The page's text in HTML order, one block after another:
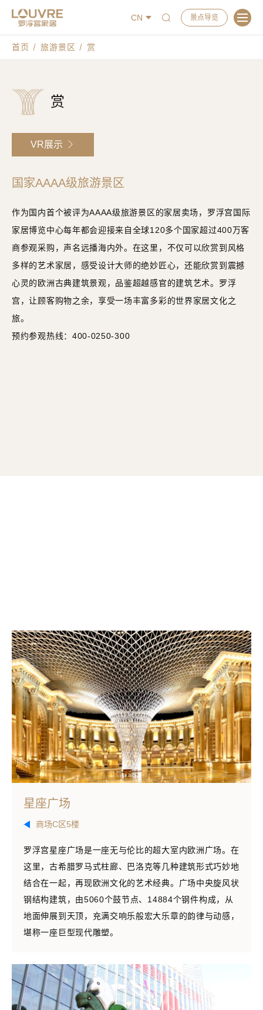
CN 景点导览
首页 旅游景区 赏
赏
VR展示
国家AAAA级旅游景区
作为国内首个被评为AAAA级旅游景区的家居卖场，罗浮宫国际
家居博览中心每年都会迎接来自全球120多个国家超过400万客
商参观采购，声名远播海内外。在这里，不仅可以欣赏到风格
多样的艺术家居，感受设计大师的绝妙匠心，还能欣赏到震撼
心灵的欧洲古典建筑景观，品鉴超越感官的建筑艺术。罗浮
宫，让顾客购物之余，享受一场丰富多彩的世界家居文化之
旅。
预约参观热线：400-0250-300
星座广场
商场C区5楼
罗浮宫星座广场是一座无与伦比的超大室内欧洲广场。在
这里，古希腊罗马式柱廊、巴洛克等几种建筑形式巧妙地
结合在一起，再现欧洲文化的艺术经典。广场中央旋风状
钢结构建筑，由5060个鼓节点、14884个钢件构成，从
地面伸展到天顶，充满交响乐般宏大乐章的韵律与动感，
堪称一座巨型现代雕塑。